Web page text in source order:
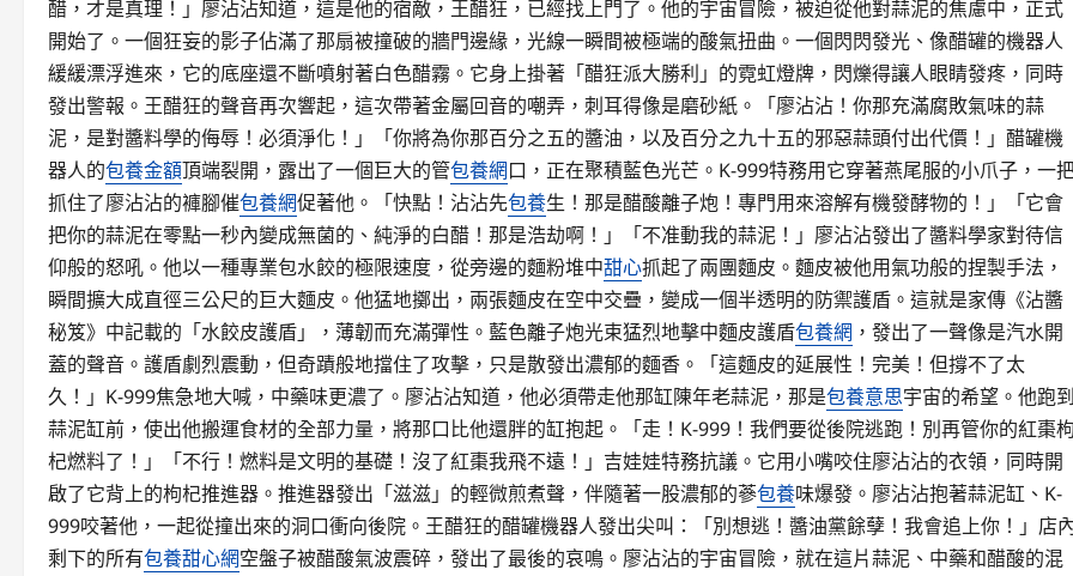
醋，才是真理！」廖沾沾知道，這是他的宿敵，王醋狂，已經找上門了。他的宇宙冒險，被迫從他對蒜泥的焦慮中，正式
開始了。一個狂妄的影子佔滿了那扇被撞破的牆門邊緣，光線一瞬間被極端的酸氣扭曲。一個閃閃發光、像醋罐的機器人
緩緩漂浮進來，它的底座還不斷噴射著白色醋霧。它身上掛著「醋狂派大勝利」的霓虹燈牌，閃爍得讓人眼睛發疼，同時
發出警報。王醋狂的聲音再次響起，這次帶著金屬回音的嘲弄，刺耳得像是磨砂紙。「廖沾沾！你那充滿腐敗氣味的蒜
泥，是對醬料學的侮辱！必須淨化！」「你將為你那百分之五的醬油，以及百分之九十五的邪惡蒜頭付出代價！」醋罐機
器人的包養金額頂端裂開，露出了一個巨大的管包養網口，正在聚積藍色光芒。K-999特務用它穿著燕尾服的小爪子，一
抓住了廖沾沾的褲腳催包養網促著他。「快點！沾沾先包養生！那是醋酸離子炮！專門用來溶解有機發酵物的！」「它會
把你的蒜泥在零點一秒內變成無菌的、純淨的白醋！那是浩劫啊！」「不准動我的蒜泥！」廖沾沾發出了醬料學家對待信
仰般的怒吼。他以一種專業包水餃的極限速度，從旁邊的麵粉堆中甜心抓起了兩團麵皮。麵皮被他用氣功般的捏製手法，
瞬間擴大成直徑三公尺的巨大麵皮。他猛地擲出，兩張麵皮在空中交疊，變成一個半透明的防禦護盾。這就是家傳《沾醬
秘笈》中記載的「水餃皮護盾」，薄韌而充滿彈性。藍色離子炮光束猛烈地擊中麵皮護盾包養網 ，發出了一聲像是汽水開
蓋的聲音。護盾劇烈震動，但奇蹟般地擋住了攻擊，只是散發出濃郁的麵香。「這麵皮的延展性！完美！但撐不了太
久！」K-999焦急地大喊，中藥味更濃了。廖沾沾知道，他必須帶走他那缸陳年老蒜泥，那是包養意思宇宙的希望。他跑
蒜泥缸前，使出他搬運食材的全部力量，將那口比他還胖的缸抱起。「走！K-999！我們要從後院逃跑！別再管你的紅棗
杞燃料了！」「不行！燃料是文明的基礎！沒了紅棗我飛不遠！」吉娃娃特務抗議。它用小嘴咬住廖沾沾的衣領，同時開
啟了它背上的枸杞推進器。推進器發出「滋滋」的輕微煎煮聲，伴隨著一股濃郁的蔘包養味爆發。廖沾沾抱著蒜泥缸、K-
999咬著他，一起從撞出來的洞口衝向後院。王醋狂的醋罐機器人發出尖叫：「別想逃！醬油黨餘孽！我會追上你！」店
剩下的所有包養甜心網空盤子被醋酸氣波震碎，發出了最後的哀鳴。廖沾沾的宇宙冒險，就在這片蒜泥、中藥和醋酸的混